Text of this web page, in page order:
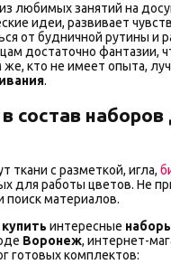
любимых занятий на
идеи, развивает
от будничной рутины и
достаточно фантазии,
кто не имеет опыта,
.
состав наборов
ткани с разметкой, игла,
для работы цветов. Не
поиск материалов.
купить интересные
Воронеж, интернет-
готовых комплектов: